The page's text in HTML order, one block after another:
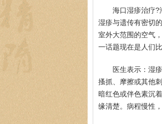
海口湿疹治疗?
湿疹与遗传有密切
室外大范围的空气
一话题现在是人们
医生表示：湿
搔抓、摩擦或其他
暗红色或伴色素沉
缘清楚。病程慢性